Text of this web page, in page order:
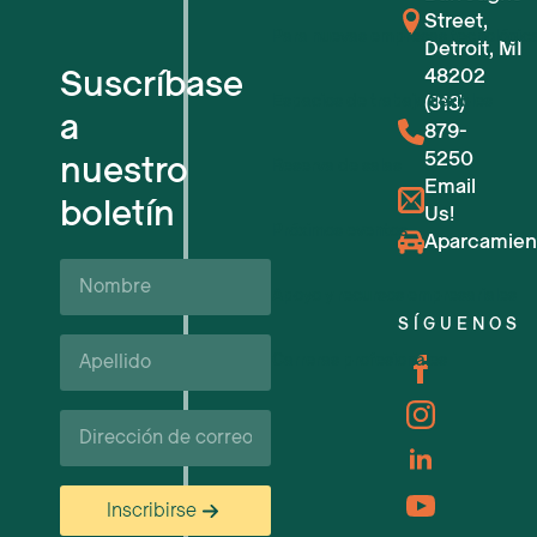
Suscríbase
a
nuestro
boletín
Nombre
Apellido*
Correo
electrónico
Inscribirse
Para nuevas empresas
Espacios de trabajo flexibles
Próximos eventos
Carreras profesionales
Street,
Detroit, MI
48202
(313)
879-
5250
Email
Us!
SÍGUENOS